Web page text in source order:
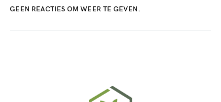
GEEN REACTIES OM WEER TE GEVEN.